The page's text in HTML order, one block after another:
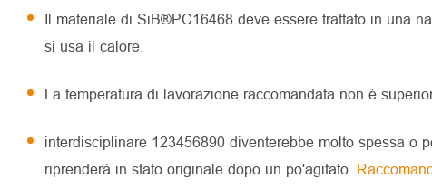
Il materiale di SiB®PC16468 deve essere trattato in una
si usa il calore.
La temperatura di lavorazione raccomandata non è
interdisciplinare 123456890 diventerebbe molto spessa o
riprenderà in stato originale dopo un po'agitato.